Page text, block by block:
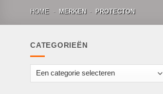
HOME - MERKEN - PROTECTON
CATEGORIEËN